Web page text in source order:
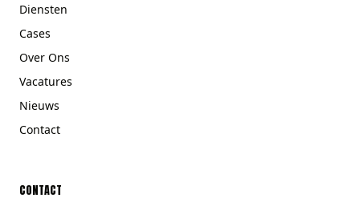
Diensten
Cases
Over Ons
Vacatures
Nieuws
Contact
CONTACT